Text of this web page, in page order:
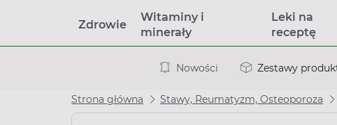
Zdrowie
Witaminy i
minerały
Leki na
receptę
Nowości Zestawy
Strona główna Stawy, Reumatyzm, Osteoporoza